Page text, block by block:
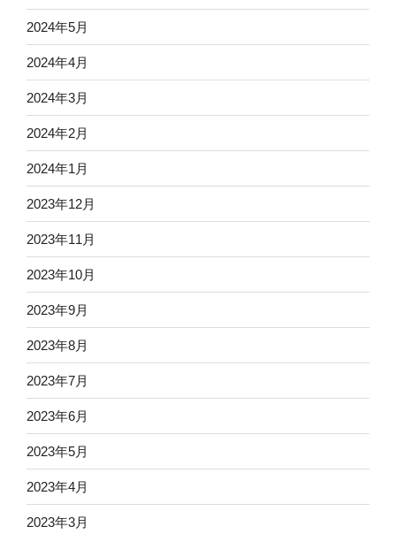
2024年5月
2024年4月
2024年3月
2024年2月
2024年1月
2023年12月
2023年11月
2023年10月
2023年9月
2023年8月
2023年7月
2023年6月
2023年5月
2023年4月
2023年3月